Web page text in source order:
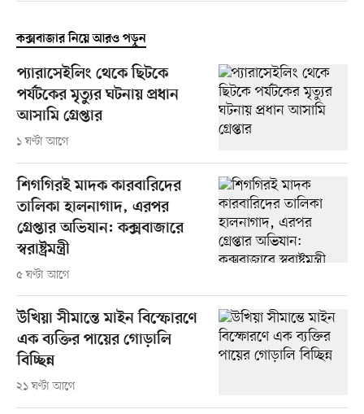
কক্সবাজার নিয়ে আরও পড়ুন
প্যারাসেইলিং থেকে ছিটকে
পর্যটকের মৃত্যুর ঘটনায় প্রধান
আসামি গ্রেপ্তার
১ ঘণ্টা আগে
শিগগিরই মাদক কারবারিদের
তালিকা হালনাগাদ, এরপর
গ্রেপ্তার অভিযান: কক্সবাজারে
স্বরাষ্ট্রমন্ত্রী
৫ ঘণ্টা আগে
উখিয়া সীমান্তে মাইন বিস্ফোরণে
এক ব্যক্তির পায়ের গোড়ালি
বিচ্ছিন্ন
২১ ঘণ্টা আগে